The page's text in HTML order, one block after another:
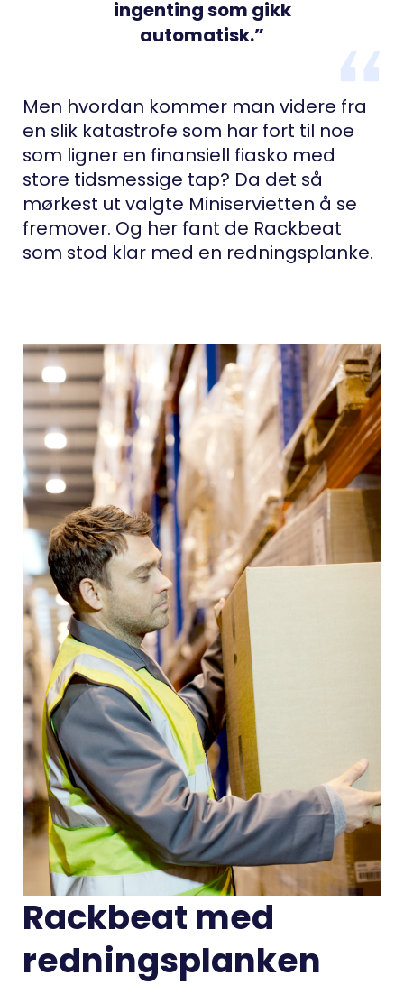
ingenting som gikk
automatisk.”
Men hvordan kommer man videre fra
en slik katastrofe som har fort til noe
som ligner en finansiell fiasko med
store tidsmessige tap? Da det så
mørkest ut valgte Miniservietten å se
fremover. Og her fant de Rackbeat
som stod klar med en redningsplanke.
Rackbeat med
redningsplanken